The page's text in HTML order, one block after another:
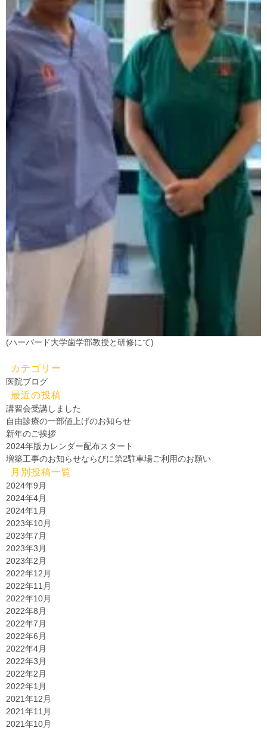
(ハーバード大学歯学部教授と研修にて)
カテゴリー
医院ブログ
最近の投稿
講習会受講しました
自由診療の一部値上げのお知らせ
新年のご挨拶
2024年版カレンダー配布スタート
増築工事のお知らせならびに第2駐車場ご利用のお願い
月別投稿一覧
2024年9月
2024年4月
2024年1月
2023年10月
2023年7月
2023年3月
2023年2月
2022年12月
2022年11月
2022年10月
2022年8月
2022年7月
2022年6月
2022年4月
2022年3月
2022年2月
2022年1月
2021年12月
2021年11月
2021年10月